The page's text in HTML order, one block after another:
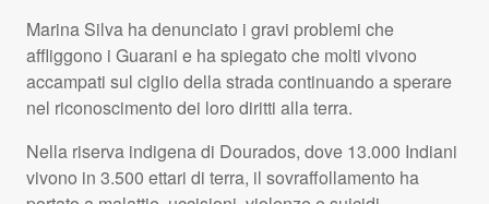
Marina Silva ha denunciato i gravi problemi che
affliggono i Guarani e ha spiegato che molti vivono
accampati sul ciglio della strada continuando a sperare
nel riconoscimento dei loro diritti alla terra.
Nella riserva indigena di Dourados, dove 13.000 Indiani
vivono in 3.500 ettari di terra, il sovraffollamento ha